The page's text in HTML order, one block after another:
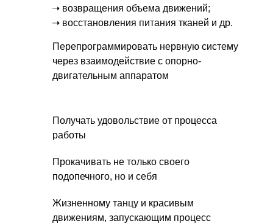
➝ возвращения объема движений;
➝ восстановления питания тканей и др.
Перепрограммировать нервную систему
через взаимодействие с опорно-
двигательным аппаратом
Получать удовольствие от процесса
работы
Прокачивать не только своего
подопечного, но и себя
Жизненному танцу и красивым
движениям, запускающим процесс